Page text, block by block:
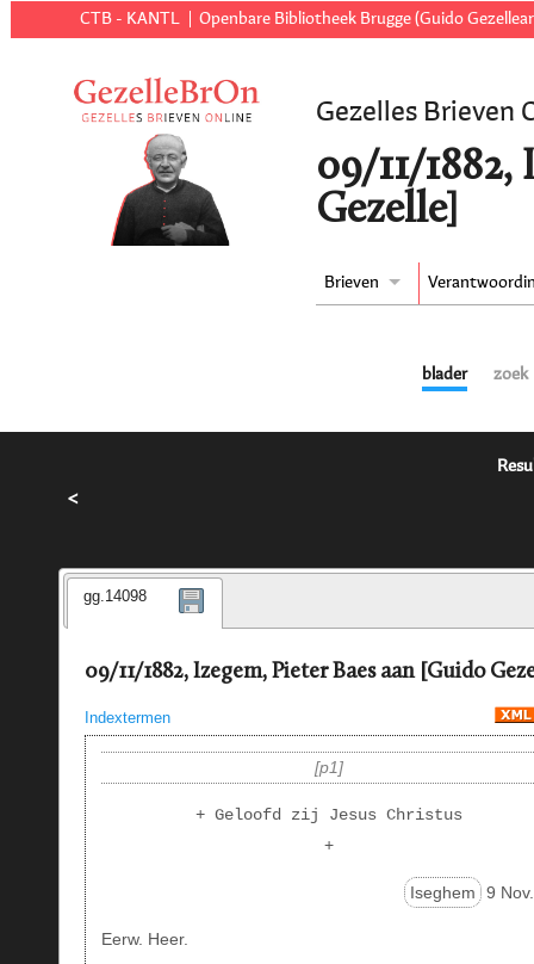
CTB - KANTL Openbare Bibliotheek Brugge (Guido
Gezelles Brieven
09/11/1882,
Gezelle]
Brieven
blader zoek
<
gg.14098
09/11/1882, Izegem, Pieter Baes aan [Guido
Indextermen
p1
+ Geloofd zij Jesus Christus
+
Iseghem 9
Eerw. Heer.